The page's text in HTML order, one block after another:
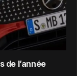
de l’année